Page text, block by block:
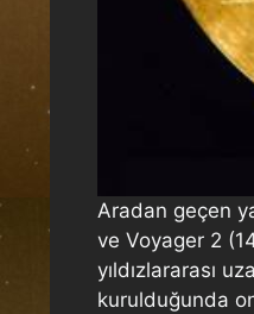
Aradan geçen
ve Voyager 2
yıldızlararası
kurulduğunda